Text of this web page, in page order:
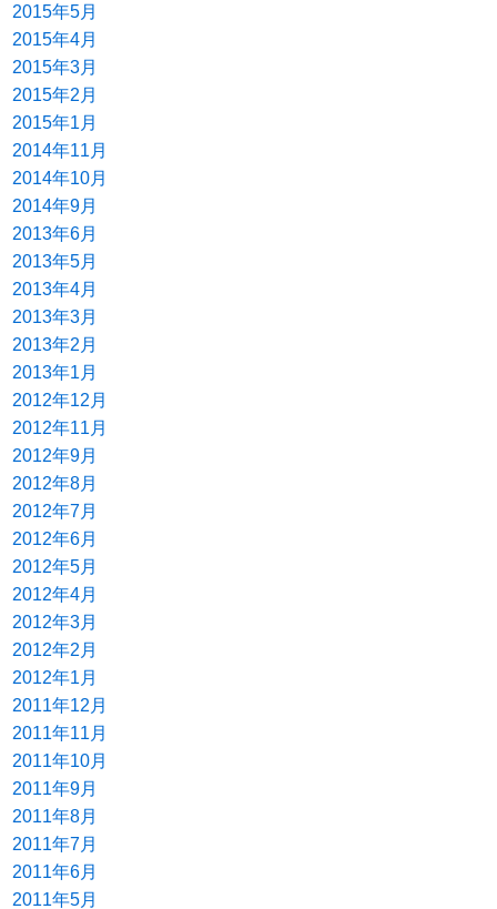
2015年5月
2015年4月
2015年3月
2015年2月
2015年1月
2014年11月
2014年10月
2014年9月
2013年6月
2013年5月
2013年4月
2013年3月
2013年2月
2013年1月
2012年12月
2012年11月
2012年9月
2012年8月
2012年7月
2012年6月
2012年5月
2012年4月
2012年3月
2012年2月
2012年1月
2011年12月
2011年11月
2011年10月
2011年9月
2011年8月
2011年7月
2011年6月
2011年5月